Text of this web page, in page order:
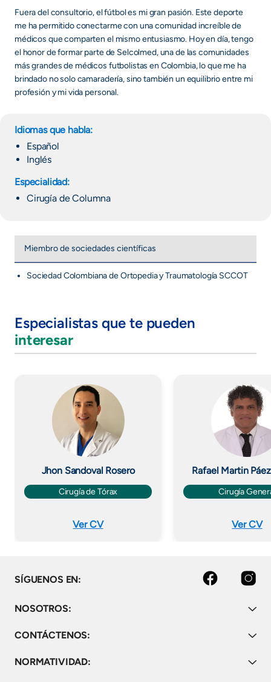
Fuera del consultorio, el fútbol es mi gran pasión. Este deporte
me ha permitido conectarme con una comunidad increíble de
médicos que comparten el mismo entusiasmo. Hoy en día, tengo
el honor de formar parte de Selcolmed, una de las comunidades
más grandes de médicos futbolistas en Colombia, lo que me ha
brindado no solo camaradería, sino también un equilibrio entre mi
profesión y mi vida personal.
Idiomas que habla:
Español
Inglés
Especialidad:
Cirugía de Columna
Miembro de sociedades científicas
Sociedad Colombiana de Ortopedia y Traumatología SCCOT
Especialistas que te pueden
interesar
Imagen
Jhon Sandoval Rosero
Cirugía de Tórax
Ver CV
Imagen
Rafael Martin
Cirugía
Ver CV
SÍGUENOS EN: Facebook Instagram
NOSOTROS:
CONTÁCTENOS:
NORMATIVIDAD: